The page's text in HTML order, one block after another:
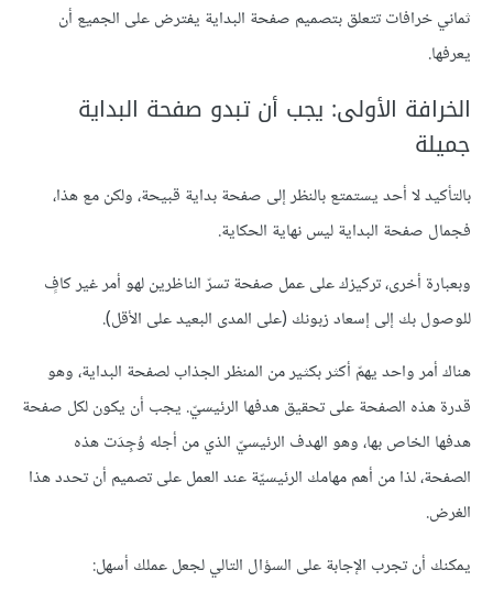
ثماني خرافات تتعلق بتصميم صفحة البداية يفترض على الجميع أن
يعرفها.
الخرافة الأولى: يجب أن تبدو صفحة البداية
جميلة
بالتأكيد لا أحد يستمتع بالنظر إلى صفحة بداية قبيحة، ولكن مع هذا،
فجمال صفحة البداية ليس نهاية الحكاية.
وبعبارة أخرى، تركيزك على عمل صفحة تسرّ الناظرين لهو أمر غير كافٍ
للوصول بك إلى إسعاد زبونك (على المدى البعيد على الأقل).
هناك أمر واحد يهمّ أكثر بكثير من المنظر الجذاب لصفحة البداية، وهو
قدرة هذه الصفحة على تحقيق هدفها الرئيسيّ. يجب أن يكون لكل صفحة
هدفها الخاص بها، وهو الهدف الرئيسيّ الذي من أجله وُجِدَت هذه
الصفحة، لذا من أهم مهامك الرئيسيّة عند العمل على تصميم أن تحدد هذا
الغرض.
يمكنك أن تجرب الإجابة على السؤال التالي لجعل عملك أسهل: